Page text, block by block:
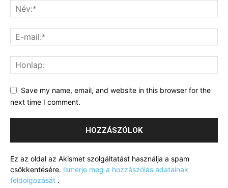
Save my name, email, and website in this browser for the
next time I comment.
Ez az oldal az Akismet szolgáltatást használja a spam
csökkentésére. Ismerje meg a hozzászólás adatainak
feldolgozását .